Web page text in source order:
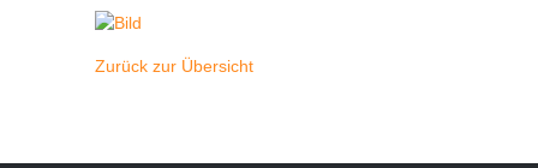
Zurück zur Übersicht